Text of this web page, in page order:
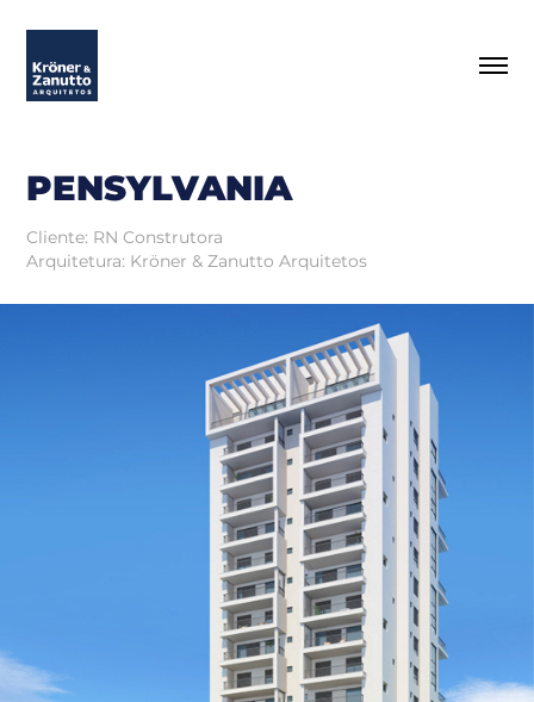
PENSYLVANIA
Cliente: RN Construtora
Arquitetura: Kröner & Zanutto Arquitetos